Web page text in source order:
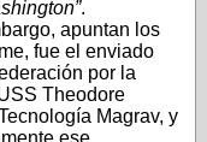
.
apuntan los
fue el enviado
por la
Theodore
Magrav, y
ese